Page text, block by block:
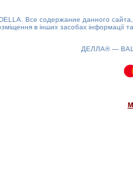
Все содержание данного
в інших засобах інформації
ДЕЛЛА® —